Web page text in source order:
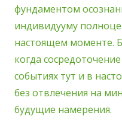
фундаментом
индивидууму
настоящем моменте.
когда
событиях тут и в
без отвлечения на
будущие намерения.